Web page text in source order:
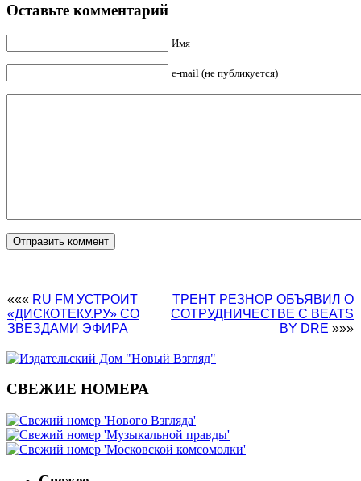
Оставьте комментарий
Имя
e-mail (не публикуется)
««« RU FM УСТРОИТ
«ДИСКОТЕКУ.РУ» СО
ЗВЕЗДАМИ ЭФИРА
ТРЕНТ РЕЗНОР ОБЪЯВИЛ О
СОТРУДНИЧЕСТВЕ С BEATS
BY DRE »»»
СВЕЖИЕ НОМЕРА